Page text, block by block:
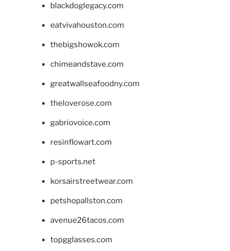
blackdoglegacy.com
eatvivahouston.com
thebigshowok.com
chimeandstave.com
greatwallseafoodny.com
theloverose.com
gabriovoice.com
resinflowart.com
p-sports.net
korsairstreetwear.com
petshopallston.com
avenue26tacos.com
topgglasses.com